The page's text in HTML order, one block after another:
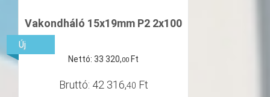
Vakondháló 15x19mm P2 2x100
Nettó: 33 320,00 Ft
Bruttó: 42 316,40 Ft
Új